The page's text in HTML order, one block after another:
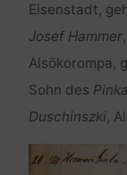
Eisenstadt,
Josef Hammer
Alsökorompa,
Sohn des
Duschinszki,